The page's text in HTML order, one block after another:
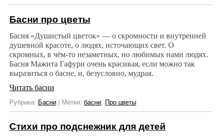
Басни про цветы
Басня «Душистый цветок» — о скромности и внутренней
душевной красоте, о людях, источающих свет. О
скромных, в чём-то незаметных, но любимых нами людях.
Басня Мажита Гафури очень красивая, если можно так
выразиться о басне, и, безусловно, мудрая.
Читать басни
Рубрика: Басни | Метки: басни, Про цветы
Стихи про подснежник для детей